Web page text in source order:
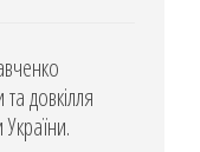
довкілля